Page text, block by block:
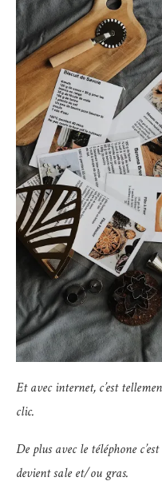
Et avec internet, c’est
clic.
De plus avec le téléphone
devient sale et/ou gras.